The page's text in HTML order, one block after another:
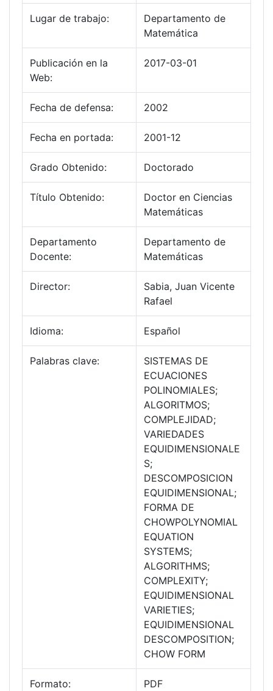
Lugar de trabajo:
Departamento de
Matemática
Publicación en la
Web:
2017-03-01
Fecha de defensa: 2002
Fecha en portada: 2001-12
Grado Obtenido: Doctorado
Título Obtenido:
Doctor en Ciencias
Matemáticas
Departamento
Docente:
Departamento de
Matemáticas
Director:
Sabia, Juan Vicente
Rafael
Idioma: Español
Palabras clave:
SISTEMAS DE
ECUACIONES
POLINOMIALES;
ALGORITMOS;
COMPLEJIDAD;
VARIEDADES
EQUIDIMENSIONALE
S;
DESCOMPOSICION
EQUIDIMENSIONAL;
FORMA DE
CHOWPOLYNOMIAL
EQUATION
SYSTEMS;
ALGORITHMS;
COMPLEXITY;
EQUIDIMENSIONAL
VARIETIES;
EQUIDIMENSIONAL
DESCOMPOSITION;
CHOW FORM
Formato: PDF